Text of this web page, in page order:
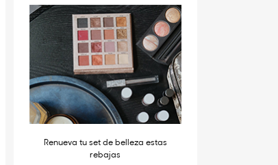
Renueva tu set de belleza estas
rebajas